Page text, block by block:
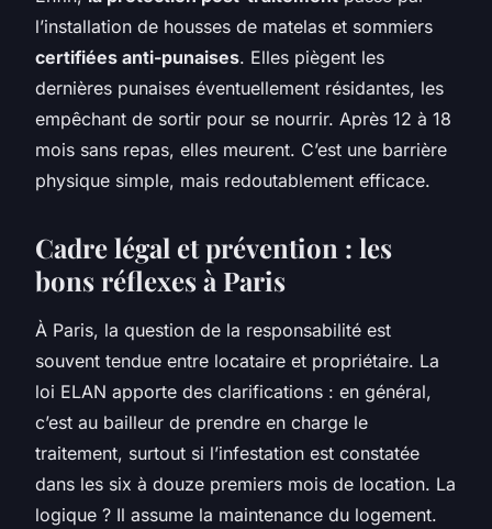
l’installation de housses de matelas et sommiers
certifiées anti-punaises. Elles piègent les
dernières punaises éventuellement résidantes, les
empêchant de sortir pour se nourrir. Après 12 à 18
mois sans repas, elles meurent. C’est une barrière
physique simple, mais redoutablement efficace.
Cadre légal et prévention : les
bons réflexes à Paris
À Paris, la question de la responsabilité est
souvent tendue entre locataire et propriétaire. La
loi ELAN apporte des clarifications : en général,
c’est au bailleur de prendre en charge le
traitement, surtout si l’infestation est constatée
dans les six à douze premiers mois de location. La
logique ? Il assume la maintenance du logement.